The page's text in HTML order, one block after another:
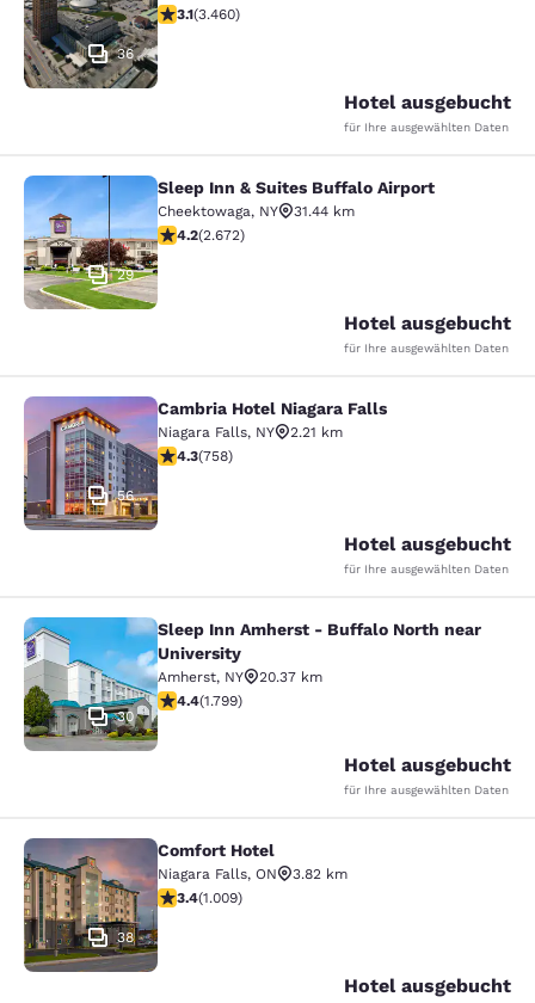
36
3.13-Sterne-Bewertung. Gut. 3460 Bewertungen
3.1(3.460)
Hotel ausgebucht
für Ihre ausgewählten Daten
Sleep Inn & Suites Buffalo Airport
29
Sleep Inn & Suites Buffalo Airport
Cheektowaga, NY
31.44 km
4.19-Sterne-Bewertung. Sehr gut. 2672 Bewertungen
4.2(2.672)
Hotel ausgebucht
für Ihre ausgewählten Daten
Cambria Hotel Niagara Falls
56
Cambria Hotel Niagara Falls
Niagara Falls, NY
2.21 km
4.26-Sterne-Bewertung. Hervorragend. 758
4.3(758)
Hotel ausgebucht
für Ihre ausgewählten Daten
Sleep Inn Amherst - Buffalo North
30
Sleep Inn Amherst - Buffalo North near
University
Amherst, NY
20.37 km
4.38-Sterne-Bewertung. Hervorragend. 1799
4.4(1.799)
Hotel ausgebucht
für Ihre ausgewählten Daten
Comfort Hotel
38
Comfort Hotel
Niagara Falls, ON
3.82 km
3.4-Sterne-Bewertung. Gut. 1009 Bewertungen
3.4(1.009)
Hotel ausgebucht